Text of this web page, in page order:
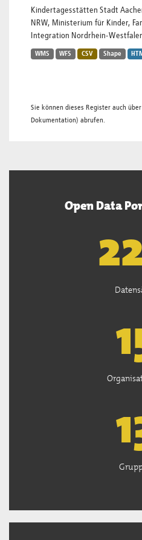
Kindertagesstätten Stadt
NRW, Ministerium für Kinder,
Integration Nordrhein-
WMS WFS CSV Shape
Sie können dieses Register auch
Dokumentation) abrufen.
Open Data